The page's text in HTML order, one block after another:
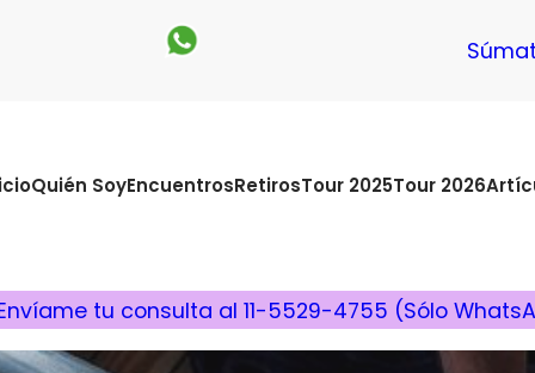
Quién SoyEncuentrosRetirosTour 2025Tour 2026
tu consulta al 11-5529-4755 (Sólo